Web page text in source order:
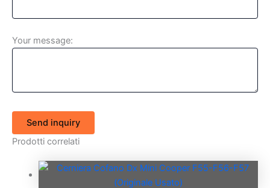
Your message:
Send inquiry
Prodotti correlati